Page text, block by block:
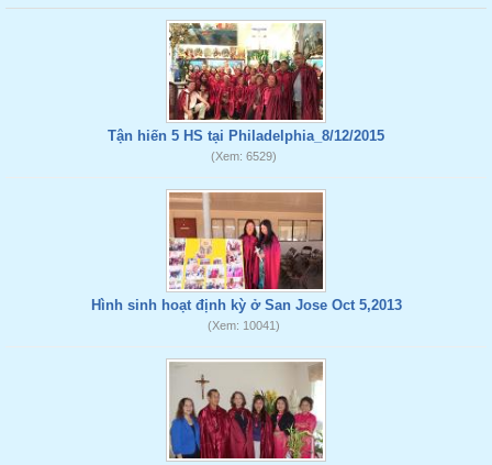
Tận hiến 5 HS tại Philadelphia_8/12/2015
(Xem: 6529)
Hình sinh hoạt định kỳ ở San Jose Oct 5,2013
(Xem: 10041)